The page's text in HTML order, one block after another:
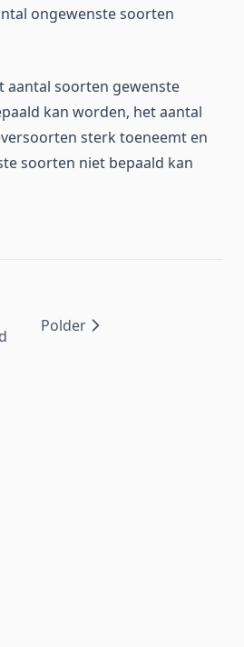
ongewenste soorten
aantal soorten gewenste
kan worden, het aantal
sterk toeneemt en
soorten niet bepaald kan
Polder